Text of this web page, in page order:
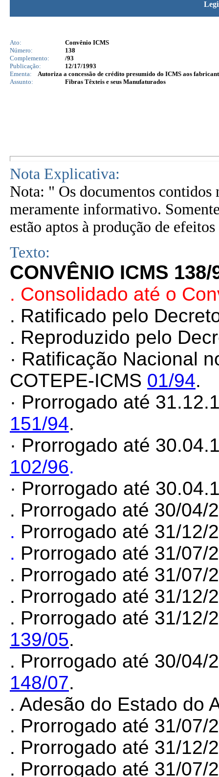
Ato:
Convênio ICMS
Número:
138
Complemento:
/93
Publicação:
12/17/1993
Ementa:
Autoriza a concessão de crédito presumido do ICMS aos
Assunto:
Fibras Têxteis e seus Manufaturados
Nota Explicativa:
Nota: " Os documentos contidos
meramente informativo.
estão aptos à produção de
Texto:
CONVÊNIO ICMS 138/
. Consolidado até o
. Ratificado pelo
. Reproduzido pelo
· Ratificação Nacional
COTEPE-ICMS 01/94.
· Prorrogado até
151/94.
· Prorrogado até
102/96.
· Prorrogado até
. Prorrogado até 30/04/
. Prorrogado até 31/12/
. Prorrogado até 31/07/
. Prorrogado até 31/07/
. Prorrogado até 31/12/
. Prorrogado até 31/12/
139/05.
. Prorrogado até 30/04/
148/07.
. Adesão do Estado do
. Prorrogado até 31/
. Prorrogado até 31/
. Prorrogado até 31/07/